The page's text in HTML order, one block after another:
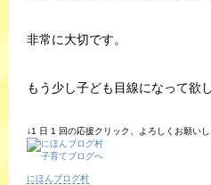
非常に大切です。
もう少し子ども目線になって欲
↓1 日 1 回の応援クリック、よろしくお願い
にほんブログ村